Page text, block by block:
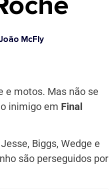
McFly
e motos. Mas não se
inimigo em Final
Biggs, Wedge e
são perseguidos por